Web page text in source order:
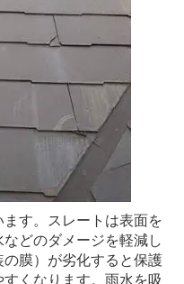
す。スレートは表面を
どのダメージを軽減し
膜）が劣化すると保護
くなります。雨水を吸